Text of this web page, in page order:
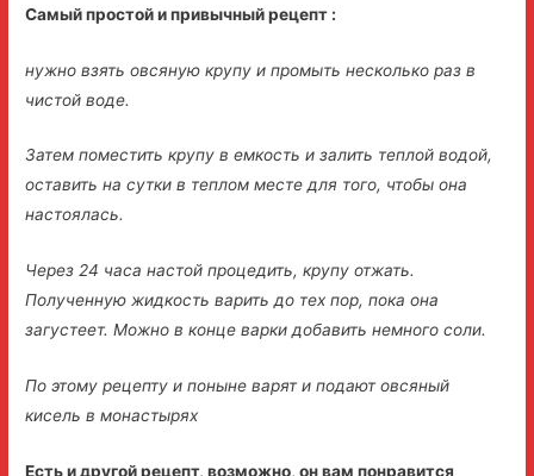
Самый простой и привычный рецепт :
нужно взять овсяную крупу и промыть несколько раз в
чистой воде.
Затем поместить крупу в емкость и залить теплой водой,
оставить на сутки в теплом месте для того, чтобы она
настоялась.
Через 24 часа настой процедить, крупу отжать.
Полученную жидкость варить до тех пор, пока она
загустеет. Можно в конце варки добавить немного соли.
По этому рецепту и поныне варят и подают овсяный
кисель в монастырях
Есть и другой рецепт, возможно, он вам понравится